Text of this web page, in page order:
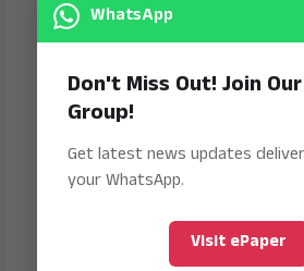
WhatsApp
Don't Miss Out! Join
Group!
Get latest news updates
your WhatsApp.
Visit ePaper